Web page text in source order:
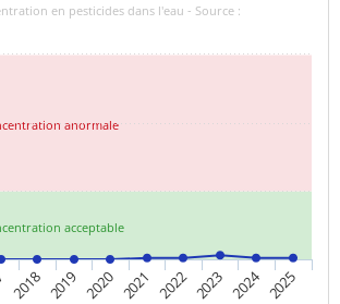
acceptable
anormale
en pesticides dans l'eau - Source :
2018 2019 2020 2021 2022 2023 2024 2025